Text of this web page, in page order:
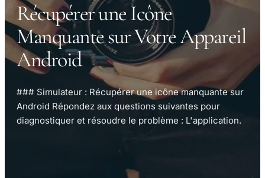
Récupérer une Icône
Manquante sur Votre Appareil
Android
### Simulateur : Récupérer une icône manquante sur
Android Répondez aux questions suivantes pour
diagnostiquer et résoudre le problème : L'application.